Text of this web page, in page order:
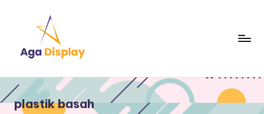
content
plastik basah